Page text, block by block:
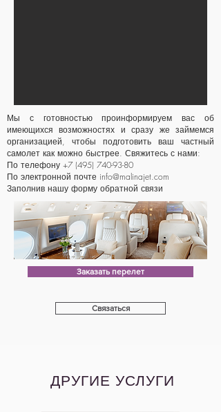
Мы с готовностью проинформируем вас об
имеющихся возможностях и сразу же займемся
организацией, чтобы подготовить ваш частный
самолет как можно быстрее. Свяжитесь с нами:
По телефону +7 (495) 740-93-80
По электронной почте info@malinajet.com
Заполнив нашу форму обратной связи
Заказать перелет
Связаться
ДРУГИЕ УСЛУГИ